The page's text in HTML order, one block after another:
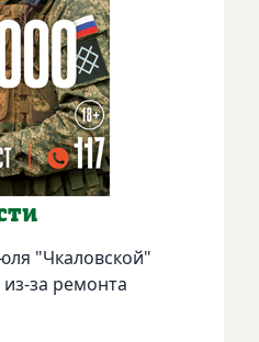
"Чкаловской"
из-за ремонта